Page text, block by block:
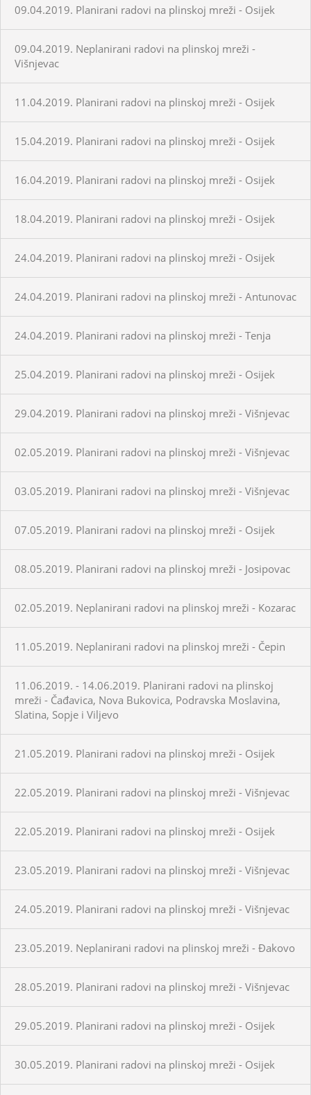
09.04.2019. Planirani radovi na plinskoj mreži - Osijek
09.04.2019. Neplanirani radovi na plinskoj mreži -
Višnjevac
11.04.2019. Planirani radovi na plinskoj mreži - Osijek
15.04.2019. Planirani radovi na plinskoj mreži - Osijek
16.04.2019. Planirani radovi na plinskoj mreži - Osijek
18.04.2019. Planirani radovi na plinskoj mreži - Osijek
24.04.2019. Planirani radovi na plinskoj mreži - Osijek
24.04.2019. Planirani radovi na plinskoj mreži - Antunovac
24.04.2019. Planirani radovi na plinskoj mreži - Tenja
25.04.2019. Planirani radovi na plinskoj mreži - Osijek
29.04.2019. Planirani radovi na plinskoj mreži - Višnjevac
02.05.2019. Planirani radovi na plinskoj mreži - Višnjevac
03.05.2019. Planirani radovi na plinskoj mreži - Višnjevac
07.05.2019. Planirani radovi na plinskoj mreži - Osijek
08.05.2019. Planirani radovi na plinskoj mreži - Josipovac
02.05.2019. Neplanirani radovi na plinskoj mreži - Kozarac
11.05.2019. Neplanirani radovi na plinskoj mreži - Čepin
11.06.2019. - 14.06.2019. Planirani radovi na plinskoj
mreži - Čađavica, Nova Bukovica, Podravska Moslavina,
Slatina, Sopje i Viljevo
21.05.2019. Planirani radovi na plinskoj mreži - Osijek
22.05.2019. Planirani radovi na plinskoj mreži - Višnjevac
22.05.2019. Planirani radovi na plinskoj mreži - Osijek
23.05.2019. Planirani radovi na plinskoj mreži - Višnjevac
24.05.2019. Planirani radovi na plinskoj mreži - Višnjevac
23.05.2019. Neplanirani radovi na plinskoj mreži - Đakovo
28.05.2019. Planirani radovi na plinskoj mreži - Višnjevac
29.05.2019. Planirani radovi na plinskoj mreži - Osijek
30.05.2019. Planirani radovi na plinskoj mreži - Osijek